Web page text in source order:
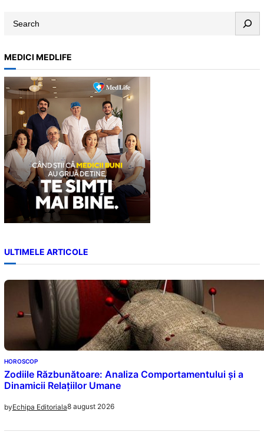
r
c
h
MEDICI MEDLIFE
ULTIMELE ARTICOLE
HOROSCOP
Zodiile Răzbunătoare: Analiza Comportamentului și a
Dinamicii Relațiilor Umane
byEchipa Editoriala8 august 2026